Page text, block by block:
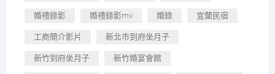
婚禮錄影 婚禮錄影mv 婚錄 宜蘭民宿
工商簡介影片 新北市到府坐月子
新竹到府坐月子 新竹婚宴會館